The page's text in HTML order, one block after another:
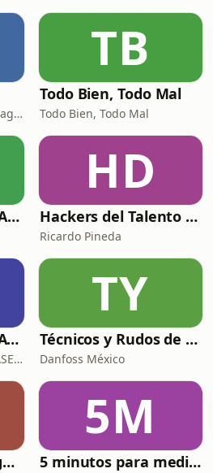
Daniel Antonio López Lunagómez
TB
Todo Bien, Todo Mal
Todo Bien, Todo Mal
Infancias Latinas - Arriba Chamacos
HD
Hackers del Talento con Ricardo Pineda
Ricardo Pineda
CRÓNICAS DE REINAS Y ASESINAS
CRÓNICAS DE REINAS Y ASESINAS
TY
Técnicos y Rudos de la Refrigeración
Danfoss México
Hablemos de Refrigeración con Quimobásicos
5M
5 minutos para meditar con Dios